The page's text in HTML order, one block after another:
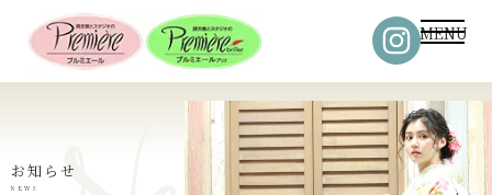
MENU
お知らせ
NEWS